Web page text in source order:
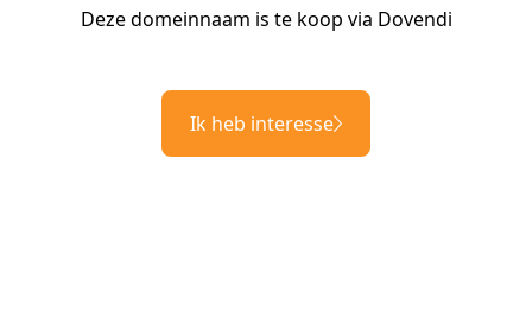
Deze domeinnaam is te koop via Dovendi
Ik heb interesse